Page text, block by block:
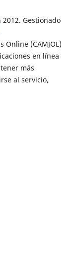
2012. Gestionado
Online (CAMJOL)
en línea
más
al servicio,